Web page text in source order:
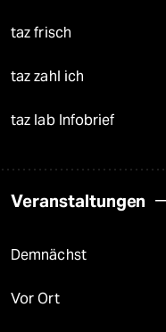
taz frisch
taz zahl ich
taz lab Infobrief
Veranstaltungen
Demnächst
Vor Ort